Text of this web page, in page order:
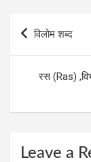
विलोम शब्द
रस (Ras)
Leave a